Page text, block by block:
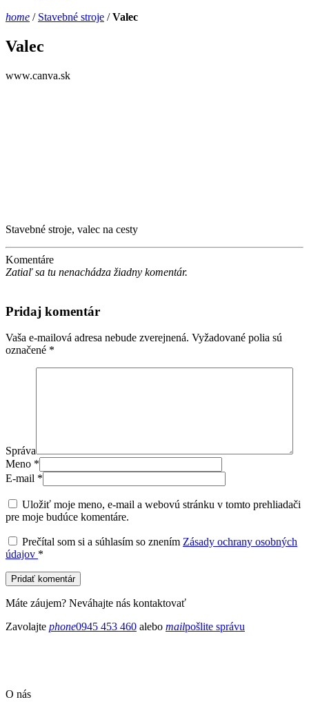
home / Stavebné stroje /Valec
Valec
www.canva.sk
Stavebné stroje, valec na cesty
Komentáre
Zatiaľ sa tu nenachádza žiadny komentár.
Pridaj komentár
Vaša e-mailová adresa nebude zverejnená. Vyžadované polia sú
označené *
Správa
Meno *
E-mail *
Uložiť moje meno, e-mail a webovú stránku v tomto prehliadači
pre moje budúce komentáre.
Prečítal som si a súhlasím so znením Zásady ochrany osobných
údajov *
Pridať komentár
Máte záujem? Neváhajte nás kontaktovať
Zavolajte phone0945 453 460 alebo mailpošlite správu
O nás